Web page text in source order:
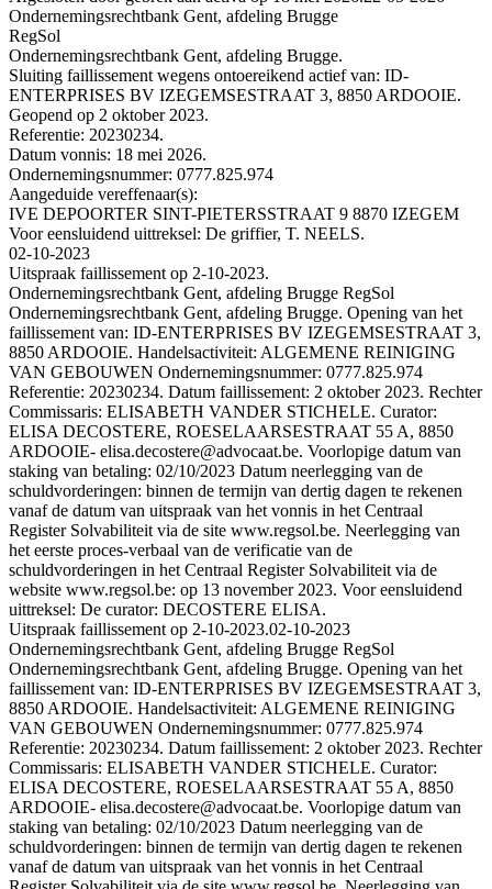
Ondernemingsrechtbank Gent, afdeling Brugge
RegSol
Ondernemingsrechtbank Gent, afdeling Brugge.
Sluiting faillissement wegens ontoereikend actief van: ID-
ENTERPRISES BV IZEGEMSESTRAAT 3, 8850 ARDOOIE.
Geopend op 2 oktober 2023.
Referentie: 20230234.
Datum vonnis: 18 mei 2026.
Ondernemingsnummer: 0777.825.974
Aangeduide vereffenaar(s):
IVE DEPOORTER SINT-PIETERSSTRAAT 9 8870 IZEGEM
Voor eensluidend uittreksel: De griffier, T. NEELS.
02-10-2023
Uitspraak faillissement op 2-10-2023.
Ondernemingsrechtbank Gent, afdeling Brugge RegSol
Ondernemingsrechtbank Gent, afdeling Brugge. Opening van het
faillissement van: ID-ENTERPRISES BV IZEGEMSESTRAAT 3,
8850 ARDOOIE. Handelsactiviteit: ALGEMENE REINIGING
VAN GEBOUWEN Ondernemingsnummer: 0777.825.974
Referentie: 20230234. Datum faillissement: 2 oktober 2023. Rechter
Commissaris: ELISABETH VANDER STICHELE. Curator:
ELISA DECOSTERE, ROESELAARSESTRAAT 55 A, 8850
ARDOOIE- elisa.decostere@advocaat.be. Voorlopige datum van
staking van betaling: 02/10/2023 Datum neerlegging van de
schuldvorderingen: binnen de termijn van dertig dagen te rekenen
vanaf de datum van uitspraak van het vonnis in het Centraal
Register Solvabiliteit via de site www.regsol.be. Neerlegging van
het eerste proces-verbaal van de verificatie van de
schuldvorderingen in het Centraal Register Solvabiliteit via de
website www.regsol.be: op 13 november 2023. Voor eensluidend
uittreksel: De curator: DECOSTERE ELISA.
Uitspraak faillissement op 2-10-2023.02-10-2023
Ondernemingsrechtbank Gent, afdeling Brugge RegSol
Ondernemingsrechtbank Gent, afdeling Brugge. Opening van het
faillissement van: ID-ENTERPRISES BV IZEGEMSESTRAAT 3,
8850 ARDOOIE. Handelsactiviteit: ALGEMENE REINIGING
VAN GEBOUWEN Ondernemingsnummer: 0777.825.974
Referentie: 20230234. Datum faillissement: 2 oktober 2023. Rechter
Commissaris: ELISABETH VANDER STICHELE. Curator:
ELISA DECOSTERE, ROESELAARSESTRAAT 55 A, 8850
ARDOOIE- elisa.decostere@advocaat.be. Voorlopige datum van
staking van betaling: 02/10/2023 Datum neerlegging van de
schuldvorderingen: binnen de termijn van dertig dagen te rekenen
vanaf de datum van uitspraak van het vonnis in het Centraal